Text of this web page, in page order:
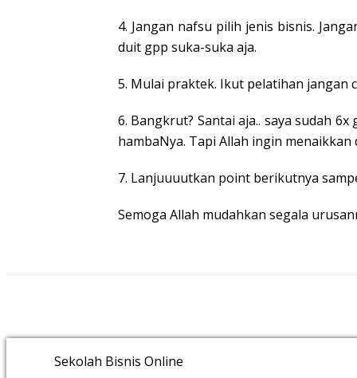
4. Jangan nafsu pilih jenis bisnis.
duit gpp suka-suka aja.
5. Mulai praktek. Ikut pelatihan jangan
6. Bangkrut? Santai aja.. saya sudah
hambaNya. Tapi Allah ingin
7. Lanjuuuutkan point berikutnya
Semoga Allah mudahkan segala
Sekolah Bisnis Online